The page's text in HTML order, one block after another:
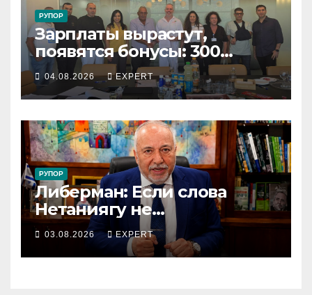
РУПОР
Зарплаты вырастут,
появятся бонусы: 300
сотрудников «Штраус»
получили новый
коллективный договор
04.08.2026 EXPERT
РУПОР
Либерман: Если слова
Нетаниягу не
предвыборный трюк, пусть
докажет это делом
03.08.2026 EXPERT